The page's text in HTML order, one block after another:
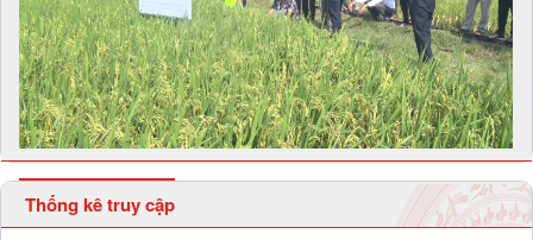
Thống kê truy cập